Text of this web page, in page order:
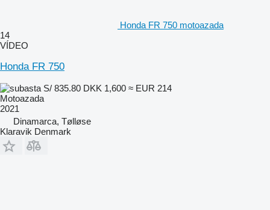
Honda FR 750 motoazada
14
VÍDEO
Honda FR 750
S/ 835.80 DKK 1,600 ≈ EUR 214
Motoazada
2021
Dinamarca, Tølløse
Klaravik Denmark